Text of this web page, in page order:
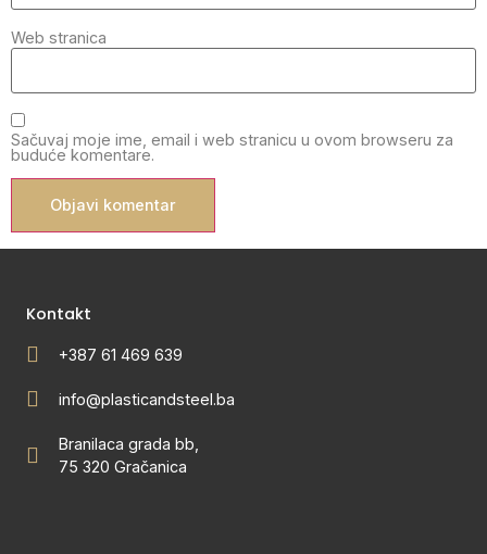
Web stranica
Sačuvaj moje ime, email i web stranicu u ovom browseru za
buduće komentare.
Kontakt
+387 61 469 639
info@plasticandsteel.ba
Branilaca grada bb,
75 320 Gračanica